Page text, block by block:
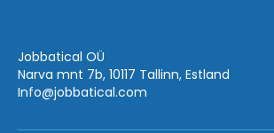
Jobbatical OÜ
Narva mnt 7b, 10117 Tallinn, Estland
Info@jobbatical.com